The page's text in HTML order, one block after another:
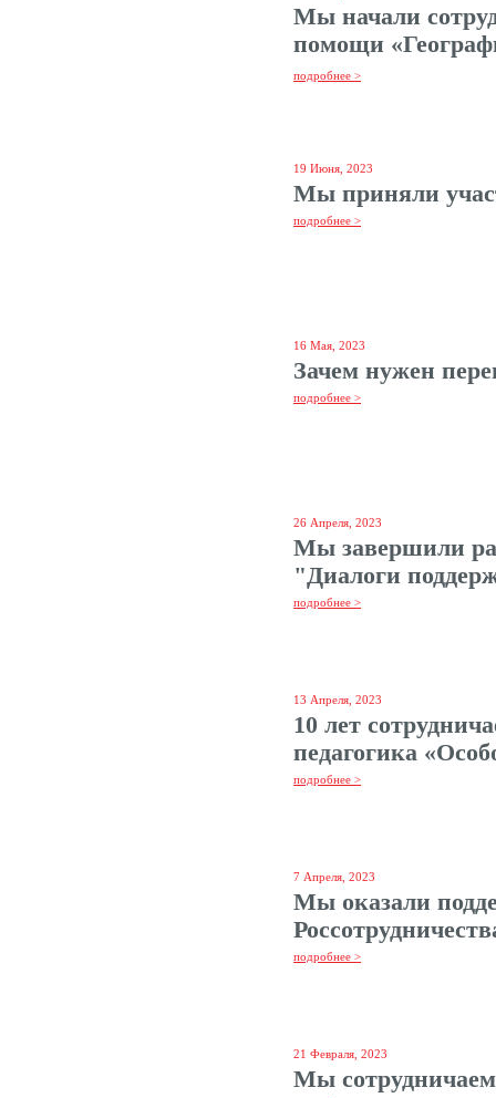
Мы начали
помощи
подробнее >
19 Июня, 2023
Мы приняли
подробнее >
16 Мая, 2023
Зачем нужен
подробнее >
26 Апреля, 2023
Мы завершили
"Диалоги
подробнее >
13 Апреля, 2023
10 лет
педагогика
подробнее >
7 Апреля, 2023
Мы оказали
подробнее >
21 Февраля, 2023
Мы